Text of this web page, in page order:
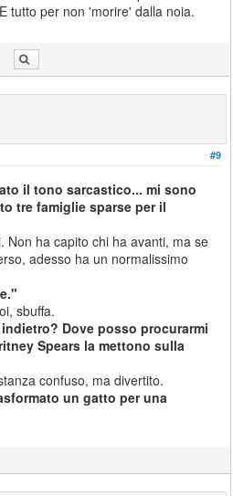
tutto per non 'morire' dalla noia.
#9
il tono sarcastico... mi sono
tre famiglie sparse per il
Non ha capito chi ha avanti, ma se
adesso ha un normalissimo
sbuffa.
Dove posso procurarmi
Spears la mettono sulla
confuso, ma divertito.
un gatto per una